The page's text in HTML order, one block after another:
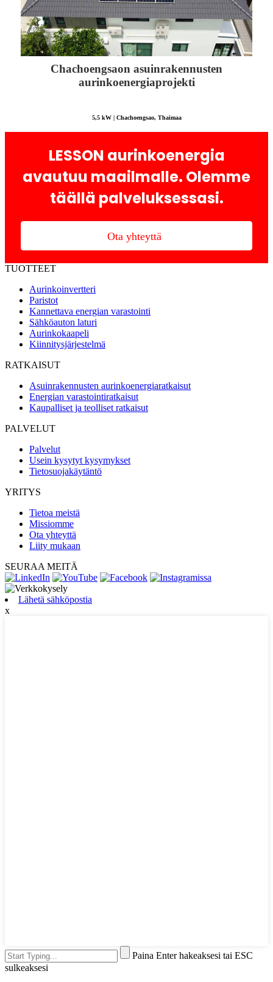
Chachoengsaon asuinrakennusten
aurinkoenergiaprojekti
5,5 kW | Chachoengsao, Thaimaa
LESSON aurinkoenergia
avautuu maailmalle. Olemme
täällä palveluksessasi.
Ota yhteyttä
TUOTTEET
Aurinkoinvertteri
Paristot
Kannettava energian varastointi
Sähköauton laturi
Aurinkokaapeli
Kiinnitysjärjestelmä
RATKAISUT
Asuinrakennusten aurinkoenergiaratkaisut
Energian varastointiratkaisut
Kaupalliset ja teolliset ratkaisut
PALVELUT
Palvelut
Usein kysytyt kysymykset
Tietosuojakäytäntö
YRITYS
Tietoa meistä
Missiomme
Ota yhteyttä
Liity mukaan
SEURAA MEITÄ
Lähetä sähköpostia
x
Paina Enter hakeaksesi tai ESC
sulkeaksesi